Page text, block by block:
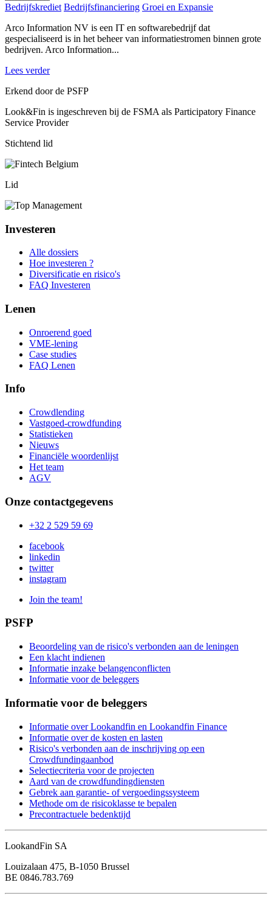
Bedrijfskrediet Bedrijfsfinanciering Groei en Expansie
Arco Information NV is een IT en softwarebedrijf dat
gespecialiseerd is in het beheer van informatiestromen binnen grote
bedrijven. Arco Information...
Lees verder
Erkend door de PSFP
Look&Fin is ingeschreven bij de FSMA als Participatory Finance
Service Provider
Stichtend lid
Lid
Investeren
Alle dossiers
Hoe investeren ?
Diversificatie en risico's
FAQ Investeren
Lenen
Onroerend goed
VME-lening
Case studies
FAQ Lenen
Info
Crowdlending
Vastgoed-crowdfunding
Statistieken
Nieuws
Financiële woordenlijst
Het team
AGV
Onze contactgegevens
+32 2 529 59 69
facebook
linkedin
twitter
instagram
Join the team!
PSFP
Beoordeling van de risico's verbonden aan de leningen
Een klacht indienen
Informatie inzake belangenconflicten
Informatie voor de beleggers
Informatie voor de beleggers
Informatie over Lookandfin en Lookandfin Finance
Informatie over de kosten en lasten
Risico's verbonden aan de inschrijving op een
Crowdfundingaanbod
Selectiecriteria voor de projecten
Aard van de crowdfundingdiensten
Gebrek aan garantie- of vergoedingssysteem
Methode om de risicoklasse te bepalen
Precontractuele bedenktijd
LookandFin SA
Louizalaan 475, B-1050 Brussel
BE 0846.783.769